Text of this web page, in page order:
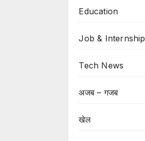
Education
Job & Internship
Tech News
अजब – गजब
खेल